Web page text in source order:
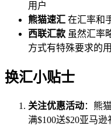
用户
熊猫速汇 在汇率和
西联汇款 虽然汇率
方式有特殊要求的
换汇小贴士
关注优惠活动：熊
满$100送$20亚马逊